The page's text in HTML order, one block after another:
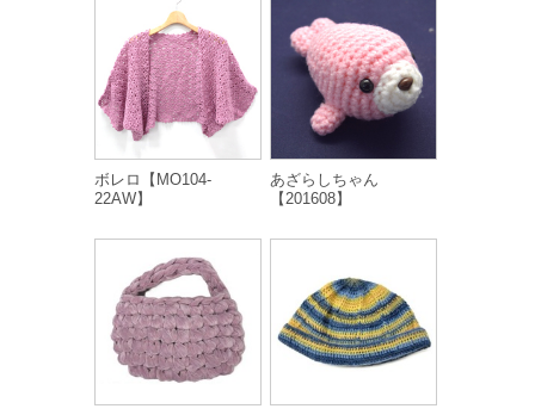
ボレロ【MO104-
22AW】
あざらしちゃん
【201608】